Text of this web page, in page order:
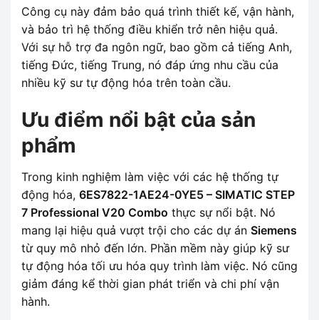
Công cụ này đảm bảo quá trình thiết kế, vận hành,
và bảo trì hệ thống điều khiển trở nên hiệu quả.
Với sự hỗ trợ đa ngôn ngữ, bao gồm cả tiếng Anh,
tiếng Đức, tiếng Trung, nó đáp ứng nhu cầu của
nhiều kỹ sư tự động hóa trên toàn cầu.
Ưu điểm nổi bật của sản
phẩm
Trong kinh nghiệm làm việc với các hệ thống tự
động hóa, 6ES7822-1AE24-0YE5 – SIMATIC STEP
7 Professional V20 Combo thực sự nổi bật. Nó
mang lại hiệu quả vượt trội cho các dự án Siemens
từ quy mô nhỏ đến lớn. Phần mềm này giúp kỹ sư
tự động hóa tối ưu hóa quy trình làm việc. Nó cũng
giảm đáng kể thời gian phát triển và chi phí vận
hành.